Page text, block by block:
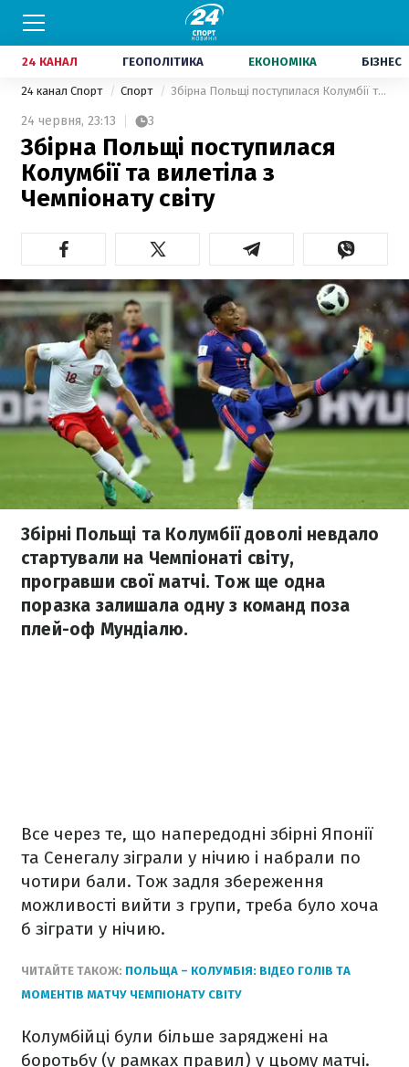
24 КАНАЛ ГЕОПОЛІТИКА ЕКОНОМІКА БІЗНЕС
24 канал Спорт Спорт Збірна Польщі поступилася Колумбії та вилетіла з Чемпіонату світу
24 червня, 23:13 3
Збірна Польщі поступилася
Колумбії та вилетіла з
Чемпіонату світу
Збірні Польщі та Колумбії доволі невдало
стартували на Чемпіонаті світу,
програвши свої матчі. Тож ще одна
поразка залишала одну з команд поза
плей-оф Мундіалю.
Все через те, що напередодні збірні Японії
та Сенегалу зіграли у нічию і набрали по
чотири бали. Тож задля збереження
можливості вийти з групи, треба було хоча
б зіграти у нічию.
ЧИТАЙТЕ ТАКОЖ: ПОЛЬЩА – КОЛУМБІЯ: ВІДЕО ГОЛІВ ТА
МОМЕНТІВ МАТЧУ ЧЕМПІОНАТУ СВІТУ
Колумбійці були більше заряджені на
боротьбу (у рамках правил) у цьому матчі.